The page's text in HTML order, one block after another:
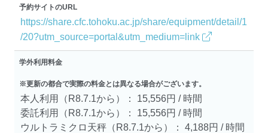
予約サイトのURL
https://share.cfc.tohoku.ac.jp/share/equipment/detail/1
/20?utm_source=portal&utm_medium=link
学外利用料金
※更新の都合で実際の料金とは異なる場合がございます。
本人利用（R8.7.1から）： 15,556円 / 時間
委託利用（R8.7.1から）： 15,556円 / 時間
ウルトラミクロ天秤（R8.7.1から）： 4,188円 / 時間